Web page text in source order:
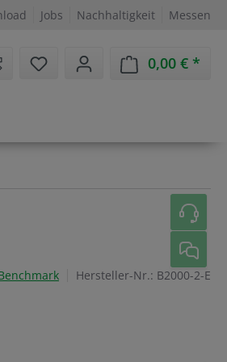
Jobs Nachhaltigkeit Messen
Sie haben 0 Artikel auf dem
0,00 €
Hersteller-Nr.: B2000-2-E